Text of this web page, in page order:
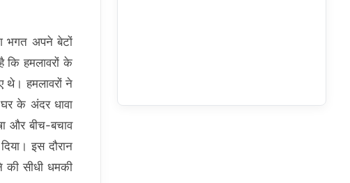
भगत अपने बेटों
कि हमलावरों के
थे। हमलावरों ने
के अंदर धावा
और बीच-बचाव
इस दौरान
की सीधी धमकी